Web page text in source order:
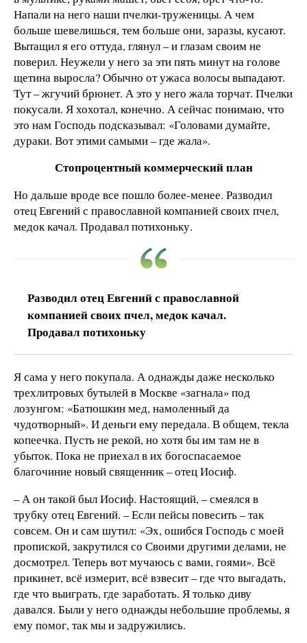
Напали на него наши пчелки-труженицы. А чем
больше шевелишься, тем больше они, заразы, кусают.
Вытащил я его оттуда, глянул – и глазам своим не
поверил. Неужели у него за эти пять минут на голове
щетина выросла? Обычно от ужаса волосы выпадают.
Тут – жгучий брюнет. А это у него жала торчат. Пчелки
покусали. Я хохотал, конечно. А сейчас понимаю, что
это нам Господь подсказывал: «Головами думайте,
дураки. Вот этими самыми – где жала».
Стопроцентный коммерческий план
Но дальше вроде все пошло более-менее. Разводил
отец Евгений с православной компанией своих пчел,
медок качал. Продавал потихоньку.
Разводил отец Евгений с православной
компанией своих пчел, медок качал.
Продавал потихоньку
Я сама у него покупала. А однажды даже несколько
трехлитровых бутылей в Москве «загнала» под
лозунгом: «Батюшкин мед, намоленный да
чудотворный». И деньги ему передала. В общем, текла
копеечка. Пусть не рекой, но хотя бы им там не в
убыток. Пока не приехал в их богоспасаемое
благочиние новый священник – отец Иосиф.
– А он такой был Иосиф. Настоящий, – смеялся в
трубку отец Евгений. – Если пейсы повесить – так
совсем. Он и сам шутил: «Эх, ошибся Господь с моей
пропиской, закрутился со Своими другими делами, не
досмотрел. Теперь вот мучаюсь с вами, гоями». Всё
прикинет, всё измерит, всё взвесит – где что выгадать,
где что выиграть, где заработать. Я только диву
давался. Были у него однажды небольшие проблемы, я
ему помог, так мы и задружились.